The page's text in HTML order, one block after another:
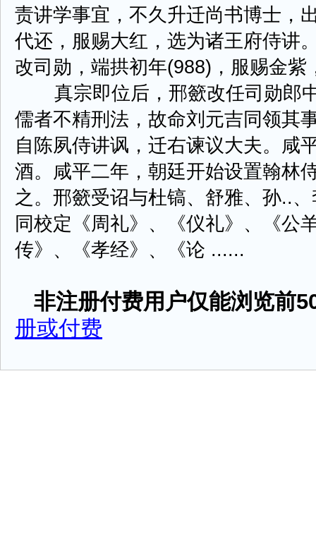
责讲学事宜，不久升迁尚书博士，
代还，服赐大红，选为诸王府侍讲
改司勋，端拱初年(988)，服赐金紫
真宗即位后，邢籨改任司勋郎
儒者不精刑法，故命刘元吉同领其
自陈夙侍讲讽，迁右谏议大夫。咸
酒。咸平二年，朝廷开始设置翰林
之。邢籨受诏与杜镐、舒雅、孙..
同校定《周礼》、《仪礼》、《公
传》、《孝经》、《论 ......
非注册付费用户仅能浏览前
册或付费